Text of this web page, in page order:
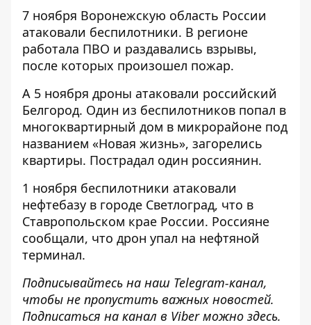
7 ноября Воронежскую область России
атаковали беспилотники. В регионе
работала ПВО и раздавались взрывы,
после которых произошел пожар.
А 5 ноября дроны атаковали российский
Белгород. Один из беспилотников попал в
многоквартирный дом в микрорайоне под
названием «Новая жизнь», загорелись
квартиры. Пострадал один россиянин.
1 ноября беспилотники атаковали
нефтебазу в городе Светлоград, что в
Ставропольском крае России. Россияне
сообщали, что дрон упал на нефтяной
терминал.
Подписывайтесь на наш Telegram-канал,
чтобы не пропустить важных новостей.
Подписаться на канал в Viber можно здесь.